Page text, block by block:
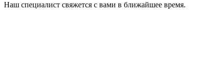
Наш специалист свяжется с вами в ближайшее время.